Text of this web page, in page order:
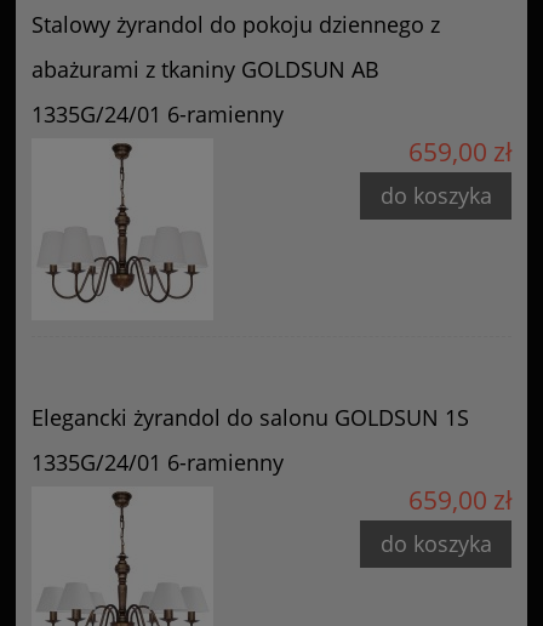
Stalowy żyrandol do pokoju dziennego z
abażurami z tkaniny GOLDSUN AB
1335G/24/01 6-ramienny
659,00 zł
do koszyka
Elegancki żyrandol do salonu GOLDSUN 1S
1335G/24/01 6-ramienny
659,00 zł
do koszyka